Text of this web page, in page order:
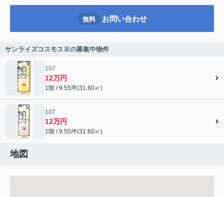
無料 お問い合わせ
サンライズコスモスⅢの募集中物件
107
12万円
1階 / 9.55坪(31.60㎡)
107
12万円
1階 / 9.55坪(31.60㎡)
地図